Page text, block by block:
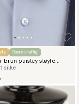
Bærekraftig
brun paisley sløyfe
silke